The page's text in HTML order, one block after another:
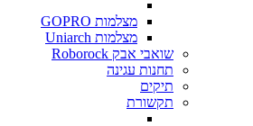
מצלמות GOPRO
מצלמות Uniarch
שואבי אבק Roborock
תחנות עגינה
תיקים
תקשורת